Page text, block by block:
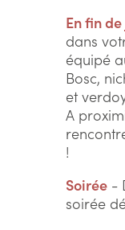
En fin
dans
équipé
Bosc,
et
A
!
Soirée -
soirée